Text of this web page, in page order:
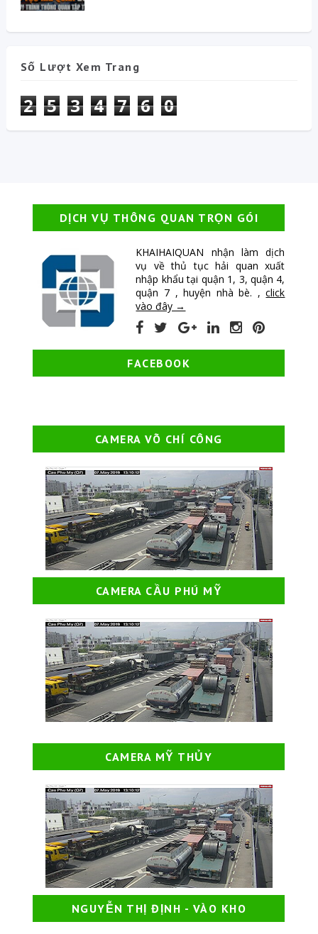
Số Lượt Xem Trang
2 5 3 4 7 6 0
DỊCH VỤ THÔNG QUAN TRỌN GÓI
KHAIHAIQUAN nhận làm dịch
vụ về thủ tục hải quan xuất
nhập khẩu tại quận 1, 3, quận 4,
quận 7 , huyện nhà bè. ,click
vào đây →
FACEBOOK
CAMERA VÕ CHÍ CÔNG
CAMERA CẦU PHÚ MỸ
CAMERA MỸ THỦY
NGUYỄN THỊ ĐỊNH - VÀO KHO